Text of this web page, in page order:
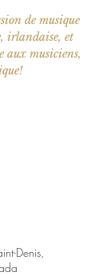
de musique
irlandaise, et
aux musiciens,
Denis,